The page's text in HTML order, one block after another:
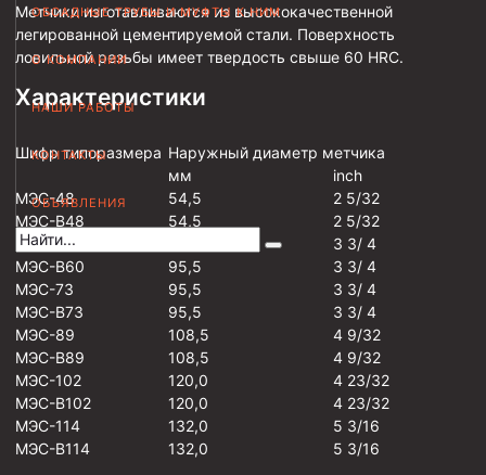
ОБСАДНЫЕ ТРУБЫ И МУФТЫ К НИМ
О КОМПАНИИ
НАШИ РАБОТЫ
КОНТАКТЫ
ОБЪЯВЛЕНИЯ
Муфта НКТ 102
Муфта НКТ 89
Муфта НКВ 60
Муфта НКТ 60
Муфта НКВ 89
Муфта НКТ 48
Муфта НКТ 33
Обсадные трубы и муфты к ним
ГОСТ 31446-2017
ГОСТ 632-80
Метчики изготавливаются из высококачественной
легированной цементируемой стали. Поверхность
ловильной резьбы имеет твердость свыше 60 HRC.
Характеристики
Шифр типоразмера Наружный диаметр метчика
мм
inch
МЭС-48
54,5
2 5/32
МЭС-В48
54,5
2 5/32
МЭС-60
3 3/ 4
МЭС-В60
95,5
3 3/ 4
МЭС-73
95,5
3 3/ 4
МЭС-В73
95,5
3 3/ 4
МЭС-89
108,5
4 9/32
МЭС-В89
108,5
4 9/32
МЭС-102
120,0
4 23/32
МЭС-В102
120,0
4 23/32
МЭС-114
132,0
5 3/16
МЭС-В114
132,0 5 3/16